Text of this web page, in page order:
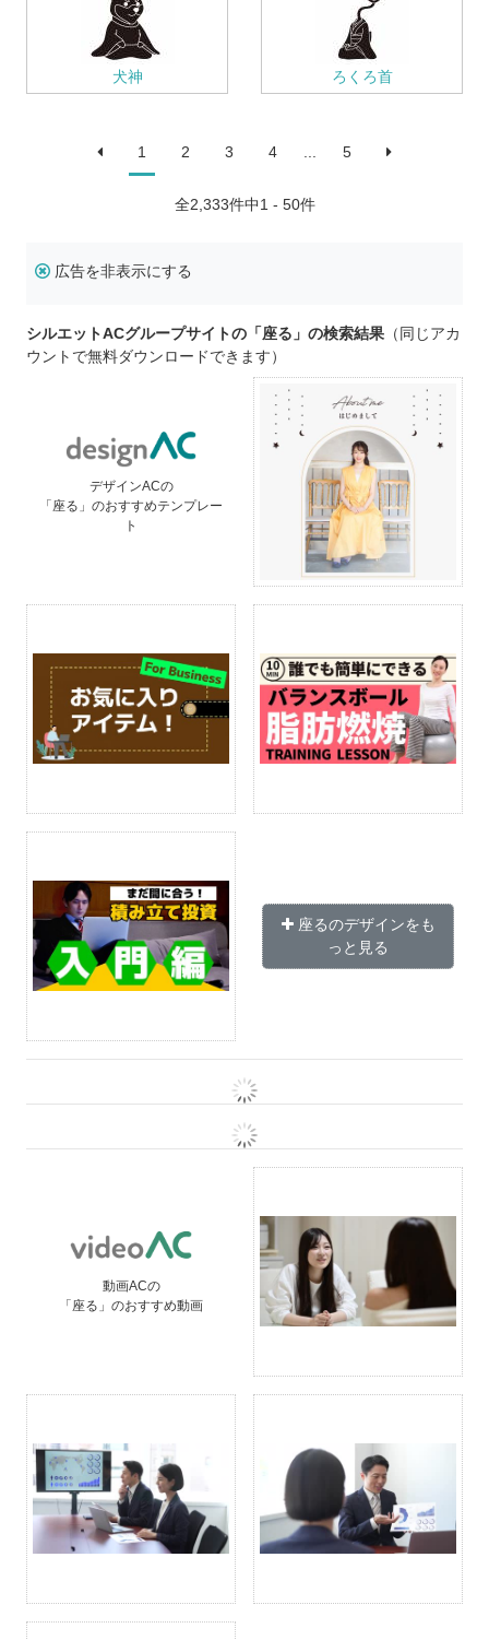
犬神 ろくろ首
1 2 3 4 5
全2,333件中1 - 50件
広告を非表示にする
シルエットACグループサイトの「座る」の検索結果 （同じアカ
ウントで無料ダウンロードできます）
デザインACの
「座る」のおすすめテンプレー
ト
座るのデザインをも
っと見る
動画ACの
「座る」のおすすめ動画